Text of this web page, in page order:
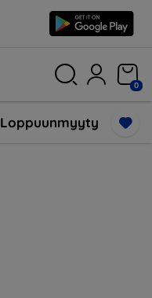
0
Loppuunmyyty